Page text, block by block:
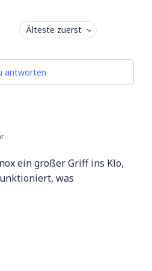
Älteste zuerst
antworten
ein großer Griff ins Klo,
was